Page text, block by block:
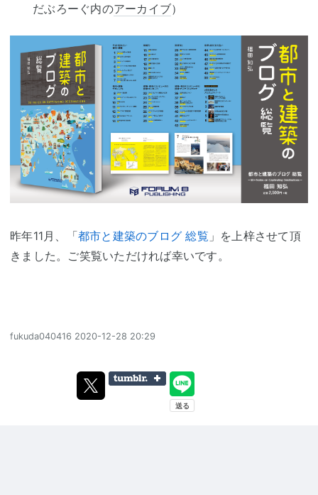
だぶろーぐ内のアーカイブ）
昨年11月、「都市と建築のブログ 総覧 」を上梓させて頂
きました。ご笑覧いただければ幸いです。
fukuda040416 2020-12-28 20:29